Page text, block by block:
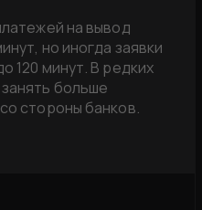
на вывод
но иногда заявки
120 минут. В редких
больше
стороны банков.